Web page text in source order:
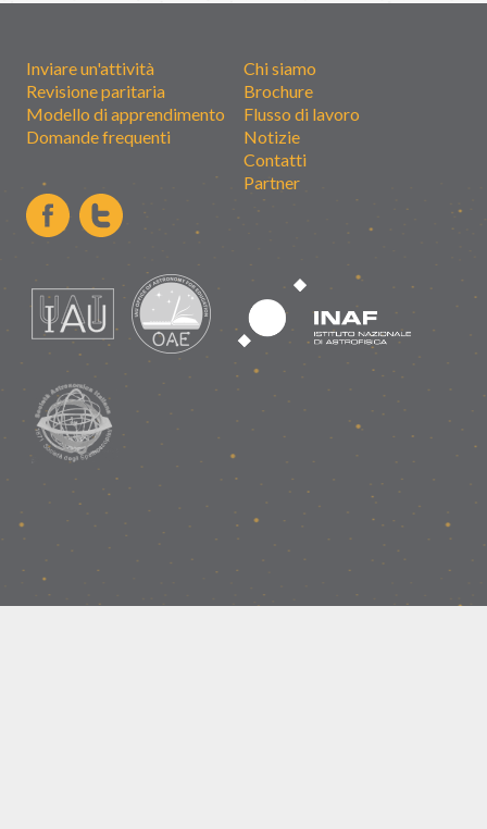
Inviare un'attività
Revisione paritaria
Modello di apprendimento
Domande frequenti
Chi siamo
Brochure
Flusso di lavoro
Notizie
Contatti
Partner